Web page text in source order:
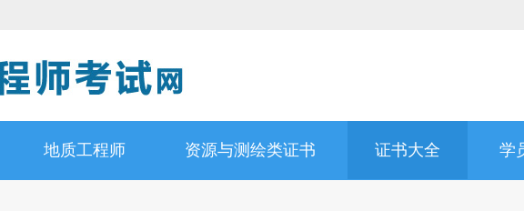
地质工程师 资源与测绘类证书 证书大全 学